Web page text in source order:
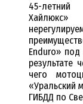
45-
Enduro» под
результате
чего
«Уральский
ГИБДД по